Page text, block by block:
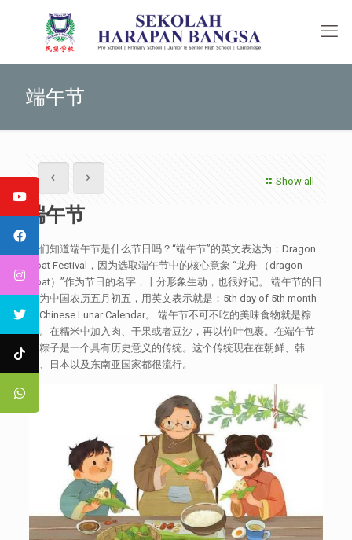
端午节
Show all
端午节
你们知道端午节是什么节日吗？“端午节”的英文表达为：Dragon
Boat Festival，因为选取端午节中的核心意象 “龙舟 （dragon
boat）”作为节日的名字，十分形象生动，也很好记。 端午节的日
期为中国农历五月初五，用英文表示就是：5th day of 5th month
in Chinese Lunar Calendar。 端午节不可不吃的美味食物就是粽
子。在糯米中加入肉、干果或者豆沙，再以竹叶包裹。在端午节
吃粽子是一个具有历史意义的传统。这个传统现在在朝鲜、韩
国、日本以及东南亚国家都很流行。